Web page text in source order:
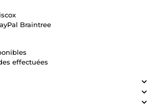
les ajustements ! ✅ Je fournirai un
à un tarif équitable ! ✅ J'assurerai
! 📞 Je suis disponible pour vous
moi si vous avez une question,
demande de devis en cliquant sur
». Je vous répondrai dans les plus
et à très vite, Edouardo.
Braintree
effectuées